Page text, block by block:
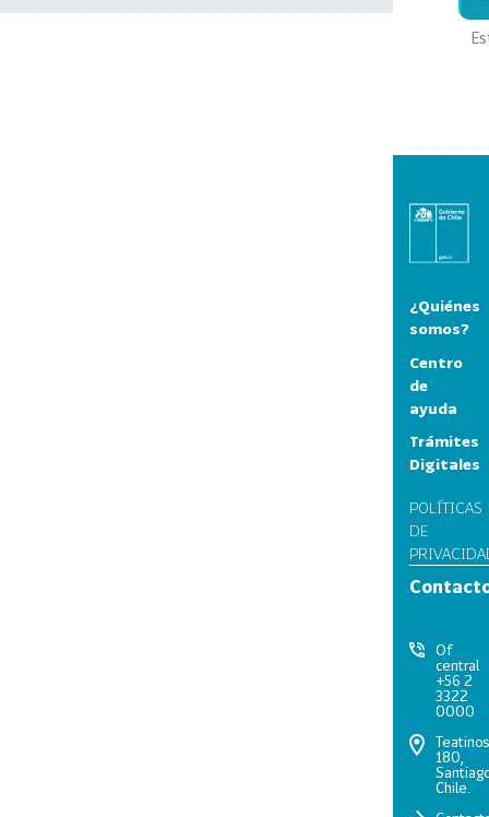
¿Quiénes
somos?
Centro
de
ayuda
Trámites
Digitales
POLÍTICAS
DE
Of
central
+56 2
3322
0000
Teatinos
180,
Chile.